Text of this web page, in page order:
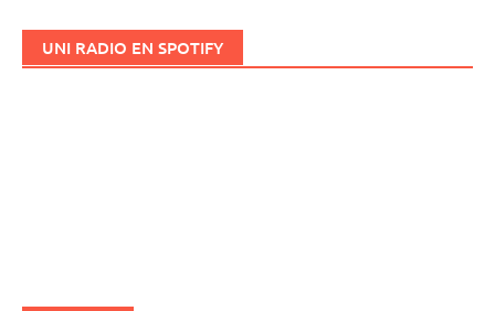
UNI RADIO EN SPOTIFY